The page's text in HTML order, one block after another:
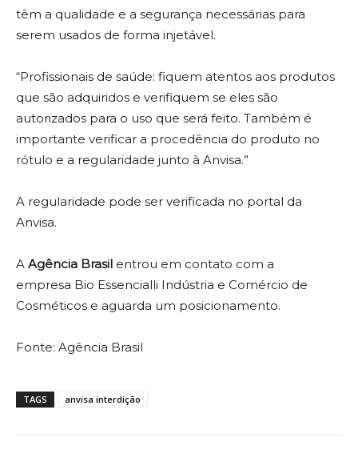
têm a qualidade e a segurança necessárias para
serem usados de forma injetável.
“Profissionais de saúde: fiquem atentos aos produtos
que são adquiridos e verifiquem se eles são
autorizados para o uso que será feito. Também é
importante verificar a procedência do produto no
rótulo e a regularidade junto à Anvisa.”
A regularidade pode ser verificada no portal da
Anvisa.
A Agência Brasil entrou em contato com a
empresa Bio Essencialli Indústria e Comércio de
Cosméticos e aguarda um posicionamento.
Fonte: Agência Brasil
TAGS anvisa interdição